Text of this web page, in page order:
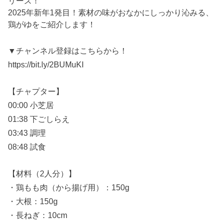
2025年新年1発目！素材の味がおなかにしっかり沁みる、
鶏がゆをご紹介します！
▼チャンネル登録はこちらから！
https://bit.ly/2BUMuKI
【チャプター】
00:00 小芝居
01:38 下ごしらえ
03:43 調理
08:48 試食
【材料（2人分）】
・鶏もも肉（から揚げ用）：150g
・大根：150g
・長ねぎ：10cm